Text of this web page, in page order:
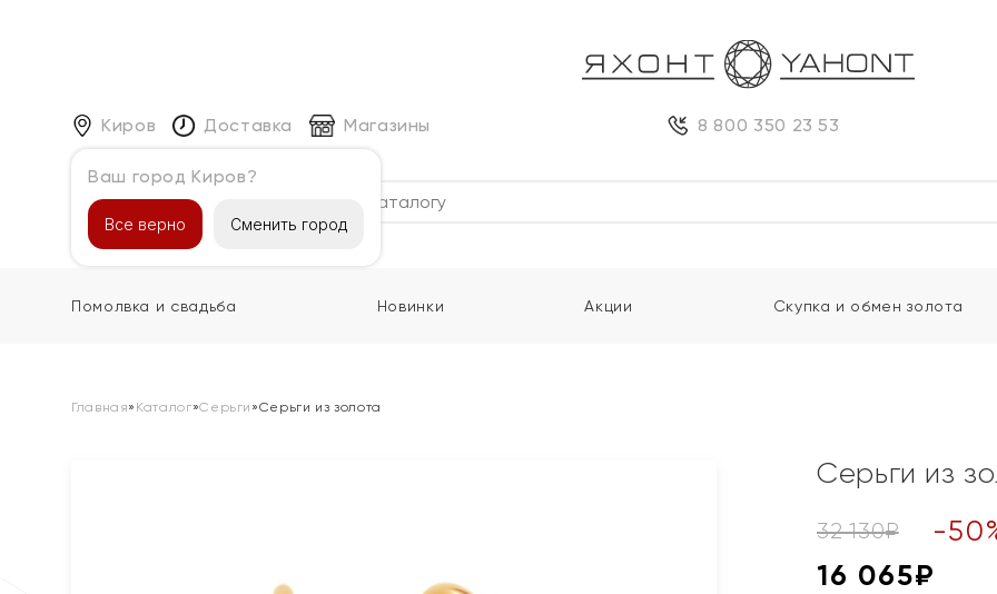
Киров
Ваш город Киров?
Все верно Сменить город
Доставка Магазины 8 800 350 23 53
Каталог
Помолвка и свадьба Новинки Акции Скупка и обмен золота
Главная» Каталог»Серьги »Серьги из золота
Серьги из
32 130₽ -50
16 065₽